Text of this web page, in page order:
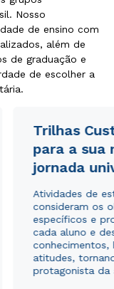
Nosso
de ensino com
além de
de graduação e
de escolher a
Trilhas
para a sua
jornada
Atividades de
consideram os
específicos e
cada aluno e
conhecimentos,
atitudes,
protagonista da